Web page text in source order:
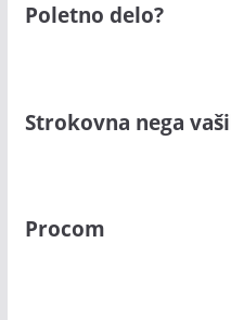
Poletno delo?
Strokovna nega
Procom